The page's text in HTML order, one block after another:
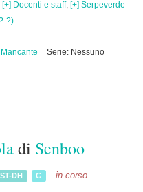
[+] Docenti e staff, [+] Serpeverde
?)
Serie: Nessuno
di Senboo
DH G in corso